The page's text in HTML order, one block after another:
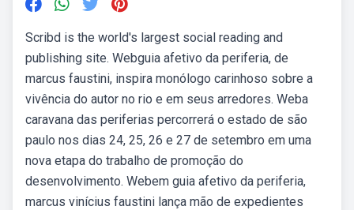
Scribd is the world's largest social reading and
publishing site. Webguia afetivo da periferia, de
marcus faustini, inspira monólogo carinhoso sobre a
vivência do autor no rio e em seus arredores. Weba
caravana das periferias percorrerá o estado de são
paulo nos dias 24, 25, 26 e 27 de setembro em uma
nova etapa do trabalho de promoção do
desenvolvimento. Webem guia afetivo da periferia,
marcus vinícius faustini lança mão de expedientes